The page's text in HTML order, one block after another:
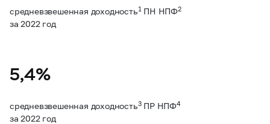
средневзвешенная доходность1ПН НПФ2
за 2022 год
5,4%
средневзвешенная доходность3ПР НПФ4
за 2022 год